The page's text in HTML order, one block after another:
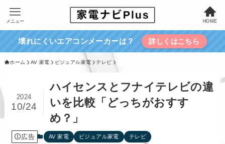
HOME
メニュー
壊れにくいエアコンメーカーは？ 詳しくはこちら
ホーム AV 家電 ビジュアル家電 テレビ
ハイセンスとフナイテレビの違
いを比較「どっちがおすす
め？」
2024
10/24
広告 AV 家電 ビジュアル家電
テレビ